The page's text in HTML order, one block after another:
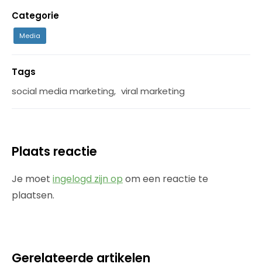
Categorie
Media
Tags
social media marketing, viral marketing
Plaats reactie
Je moet ingelogd zijn op om een reactie te
plaatsen.
Gerelateerde artikelen